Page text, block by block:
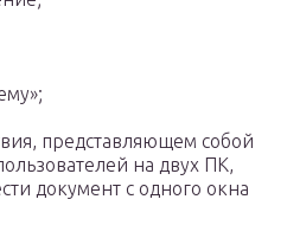
представляющем собой
на двух ПК,
документ с одного окна